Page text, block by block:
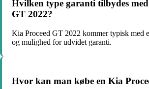
Hvilken type garanti tilbydes
GT 2022?
Kia Proceed GT 2022 kommer typisk med
og mulighed for udvidet garanti.
Hvor kan man købe en Kia